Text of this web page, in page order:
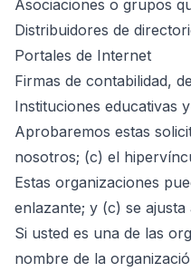
Asociaciones o grupos
Distribuidores de
Portales de Internet
Firmas de contabilidad,
Instituciones educativas
Aprobaremos estas
nosotros; (c) el
Estas organizaciones
enlazante; y (c) se
Si usted es una de las
nombre de la